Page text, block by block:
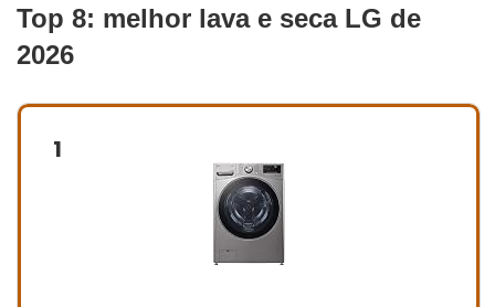
Top 8: melhor lava e seca LG de
2026
1